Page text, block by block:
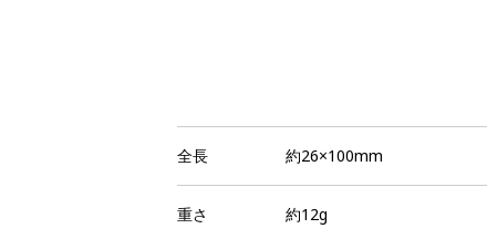
全長 約26×100mm
重さ 約12g